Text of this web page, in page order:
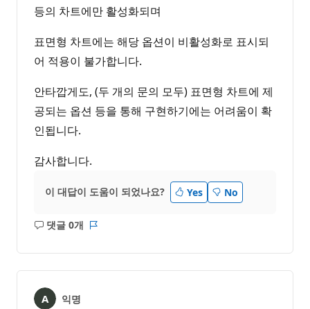
등의 차트에만 활성화되며
표면형 차트에는 해당 옵션이 비활성화로 표시되
어 적용이 불가합니다.
안타깝게도, (두 개의 문의 모두) 표면형 차트에 제
공되는 옵션 등을 통해 구현하기에는 어려움이 확
인됩니다.
감사합니다.
이 대답이 도움이 되었나요? Yes No
댓글 0개
설
음
익명